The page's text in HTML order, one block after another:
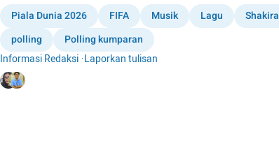
Piala Dunia 2026 FIFA Musik Lagu Shakira
polling
Polling kumparan
Informasi Redaksi ·Laporkan tulisan